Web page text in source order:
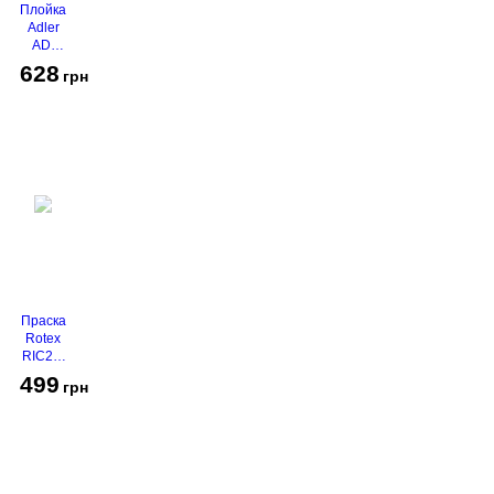
Плойка
Adler
AD-
2116
628 грн
Праска
Rotex
RIC21-
N
Super
499 грн